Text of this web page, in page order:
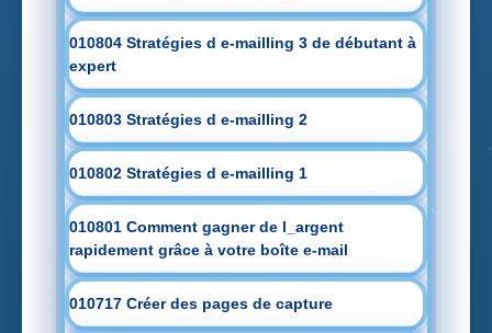
010804 Stratégies d e-mailling 3 de débutant à
expert
010803 Stratégies d e-mailling 2
010802 Stratégies d e-mailling 1
010801 Comment gagner de l_argent
rapidement grâce à votre boîte e-mail
010717 Créer des pages de capture